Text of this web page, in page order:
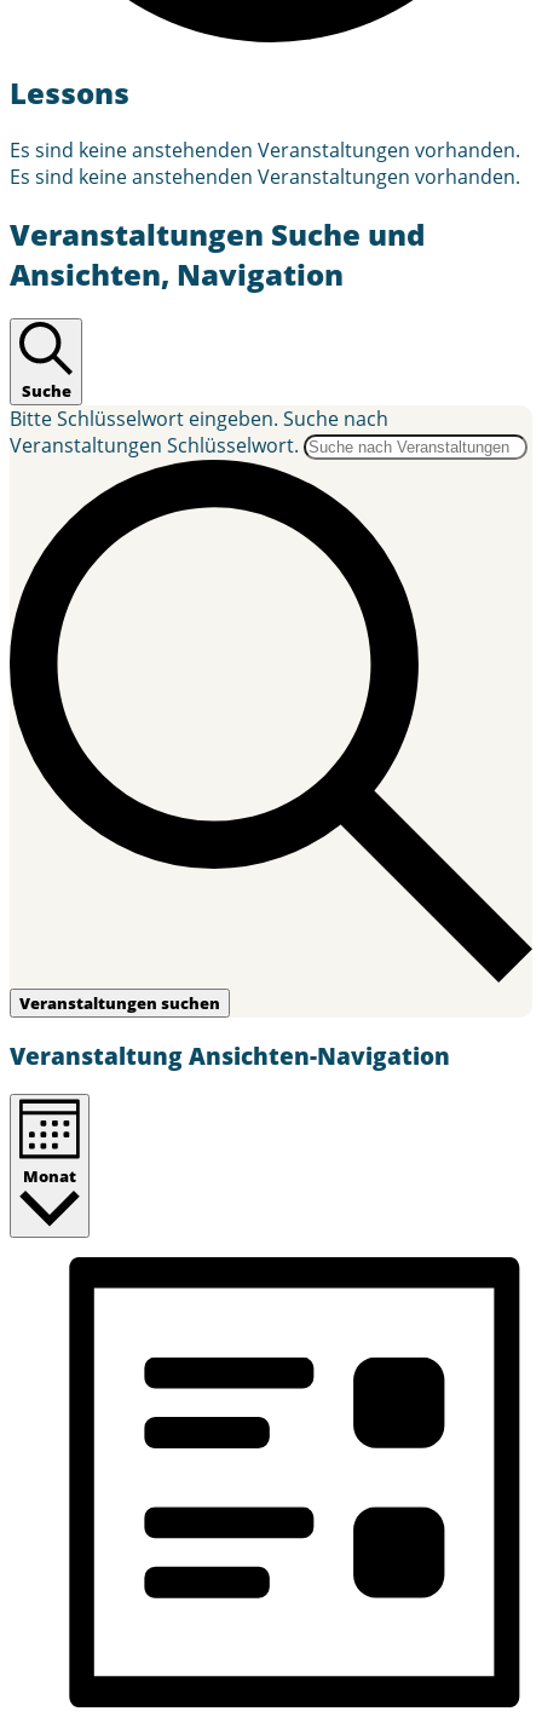
Lessons
Es sind keine anstehenden Veranstaltungen vorhanden.
Es sind keine anstehenden Veranstaltungen vorhanden.
Veranstaltungen Suche und
Ansichten, Navigation
Suche
Bitte Schlüsselwort eingeben. Suche nach
Veranstaltungen Schlüsselwort.
Veranstaltungen suchen
Veranstaltung Ansichten-Navigation
Monat